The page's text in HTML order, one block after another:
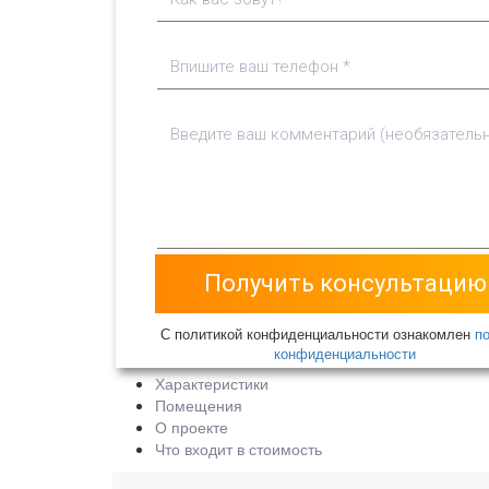
С политикой конфиденциальности ознакомлен
конфиденциальности
Характеристики
Помещения
О проекте
Что входит в стоимость